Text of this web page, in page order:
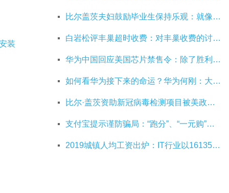
装
比尔盖茨夫妇鼓励毕业生保持乐观：就像二战后重建，你们将引领潮流
白岩松评丰巢超时收费：对丰巢收费的讨论争议及反对其实是件好事
华为中国回应美国芯片禁售令：除了胜利，我们已经无路可走
如何看华为接下来的命运？华为何刚：大部分同事并不悲观
比尔·盖茨资助新冠病毒检测项目被美政府叫停
支付宝提示谨防骗局：“跑分”、“一元购”是赌博
2019城镇人均工资出炉：IT行业以161352元位居第一